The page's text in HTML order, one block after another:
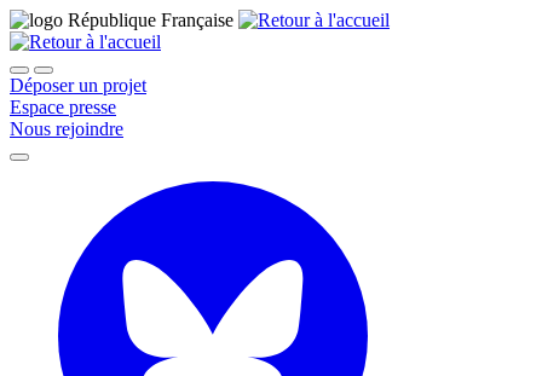
Déposer un projet
Espace presse
Nous rejoindre